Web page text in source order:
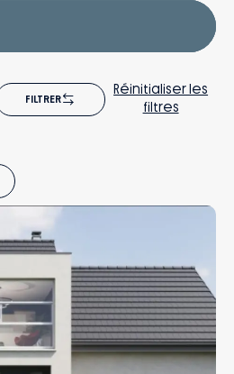
FILTRER
Réinitialiser les
filtres